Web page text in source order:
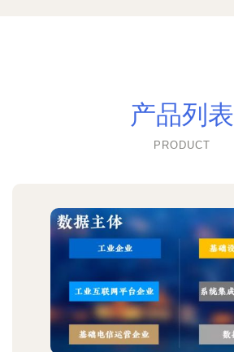
产品列表
PRODUCT